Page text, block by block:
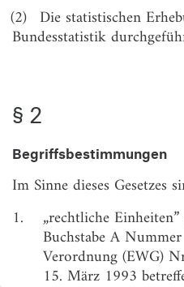
Erhebungen
Erhebungsmerkmale
Strukturstatistische
§ 7
Periodizität und
strukturstatistischen
§ 8
Art und Umfang der
Erhebungen
Erhebungsmerkmale
Erhebungen
(2) Die statistischen
Bundesstatistik
§ 2
Begriffsbestimmungen
Im Sinne dieses Gesetzes
1.
„rechtliche
Buchstabe A
Verordnung (EWG)
15. März 1993